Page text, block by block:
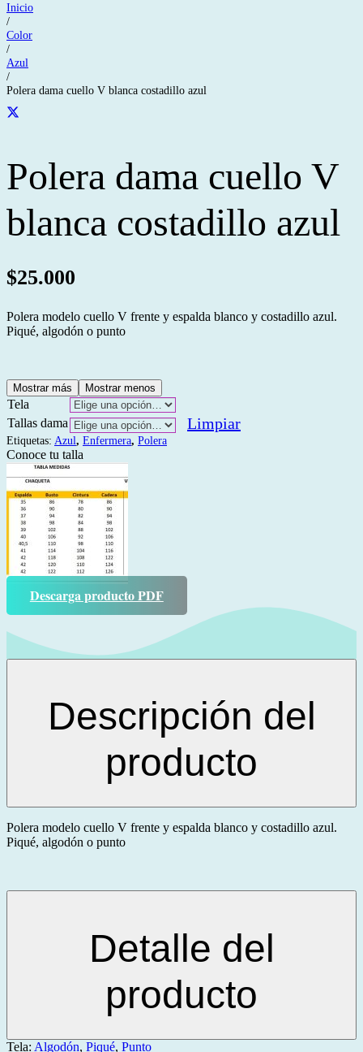
Inicio
/
Color
/
Azul
/
Polera dama cuello V blanca costadillo azul
Polera dama cuello V
blanca costadillo azul
$25.000
Polera modelo cuello V frente y espalda blanco y costadillo azul.
Piqué, algodón o punto
Mostrar más Mostrar menos
Tela
Tallas dama
Limpiar
Etiquetas: Azul, Enfermera, Polera
Conoce tu talla
Descarga producto PDF
Descripción del
producto
Polera modelo cuello V frente y espalda blanco y costadillo azul.
Piqué, algodón o punto
Detalle del
producto
Tela: Algodón, Piqué, Punto